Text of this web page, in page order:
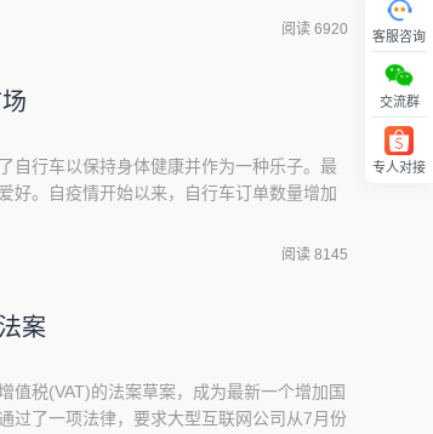
，包括该计划中的林业企业。 印度尼西亚政
，以及预计的财政收入下降，估计
阅读 6920
自行车以保持身体健康并作为一种乐子。最
好。自疫情开始以来，自行车订单数量增加
发现，折叠车是2020年3月至2020年6月期
，折叠车的搜索兴趣
阅读 8145
案
值税(VAT)的法案草案，成为最新一个增加国
过了一项法律，要求大型互联网公司从7月份
客服咨询
交流群
专人对接